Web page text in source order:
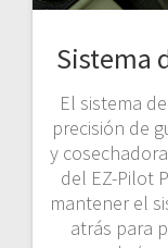
Sistema
El sistema
precisión de
y
del EZ-Pilot
mantener el
atrás para